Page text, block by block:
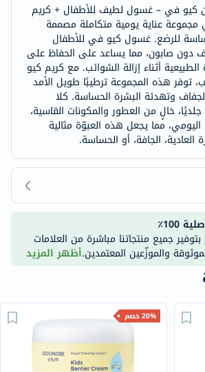
كيو في – غسول لطيف للأطفال + كريم
عناية يومية متكاملة مصممة
للرضع. غسول كيو في للأطفال
دون صابون، مما يساعد على الحفاظ على
أثناء إزالة الشوائب. مع كريم كيو
توفر هذه المجموعة ترطيبًا طويل الأمد
وتهدئة البشرة الحساسة. كلا
جلديًا، خالٍ من العطور والمكونات القاسية،
مما يجعل هذه العبوّة مثالية
الجافة، أو الحساسة.
100٪
جميع منتجاتنا مباشرة من العلامات
والموزّعين المعتمدين.أظهر المزيد
20% خصم